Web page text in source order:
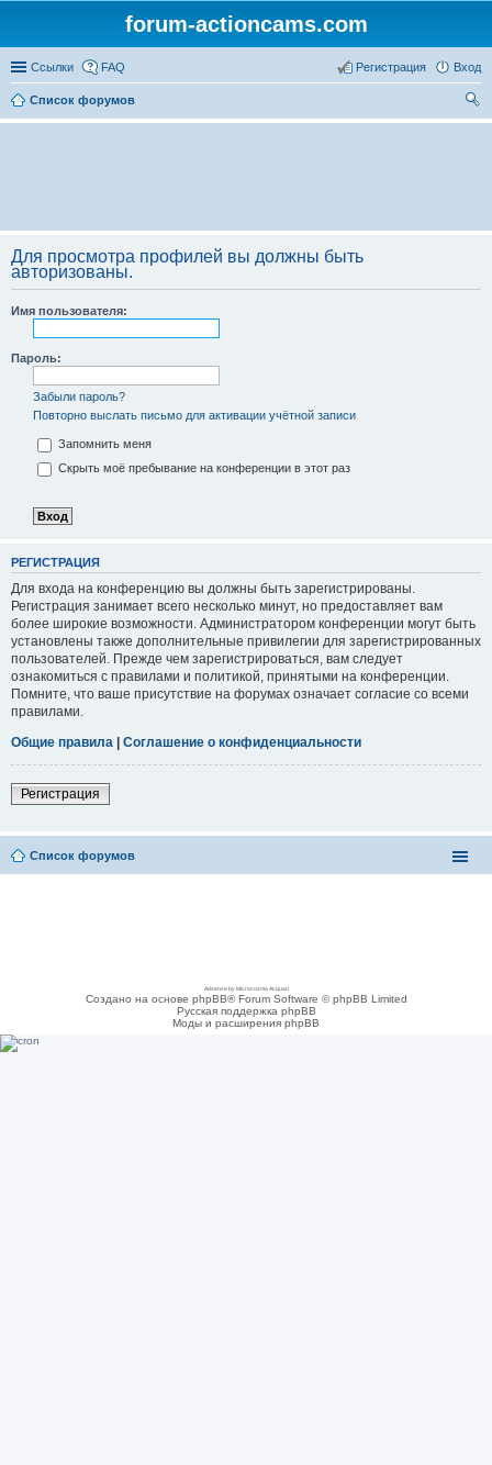
forum-actioncams.com
Ссылки FAQ Вход
Регистрация
Список форумов
ои
Для просмотра профилей вы должны быть
авторизованы.
Имя пользователя:
Пароль:
Забыли пароль?
Повторно выслать письмо для активации учётной записи
Запомнить меня
Скрыть моё пребывание на конференции в этот раз
РЕГИСТРАЦИЯ
Для входа на конференцию вы должны быть зарегистрированы.
Регистрация занимает всего несколько минут, но предоставляет вам
более широкие возможности. Администратором конференции могут быть
установлены также дополнительные привилегии для зарегистрированных
пользователей. Прежде чем зарегистрироваться, вам следует
ознакомиться с правилами и политикой, принятыми на конференции.
Помните, что ваше присутствие на форумах означает согласие со всеми
правилами.
Общие правила | Соглашение о конфиденциальности
Регистрация
Список форумов
Adsense by Microcosmo Acquari
Создано на основе phpBB® Forum Software © phpBB Limited
Русская поддержка phpBB
Моды и расширения phpBB